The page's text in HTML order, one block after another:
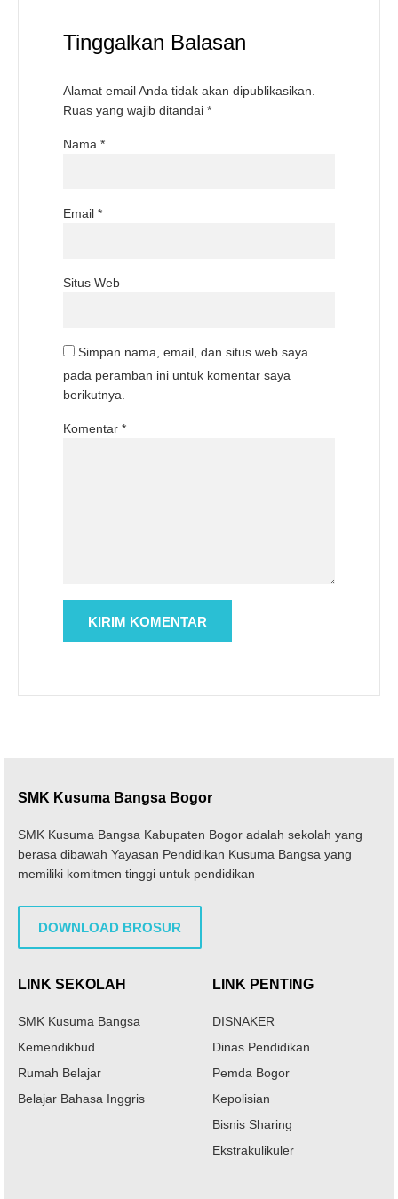
Tinggalkan Balasan
Alamat email Anda tidak akan dipublikasikan.
Ruas yang wajib ditandai *
Nama *
Email *
Situs Web
Simpan nama, email, dan situs web saya
pada peramban ini untuk komentar saya
berikutnya.
Komentar *
SMK Kusuma Bangsa Bogor
SMK Kusuma Bangsa Kabupaten Bogor adalah sekolah yang
berasa dibawah Yayasan Pendidikan Kusuma Bangsa yang
memiliki komitmen tinggi untuk pendidikan
DOWNLOAD BROSUR
LINK SEKOLAH
SMK Kusuma Bangsa
Kemendikbud
Rumah Belajar
Belajar Bahasa Inggris
LINK PENTING
DISNAKER
Dinas Pendidikan
Pemda Bogor
Kepolisian
Bisnis Sharing
Ekstrakulikuler